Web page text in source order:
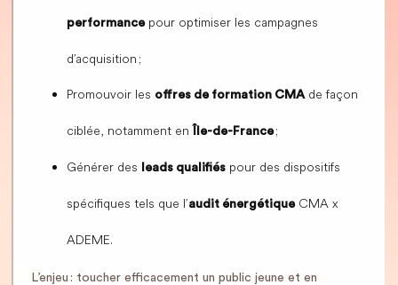
performancepour optimiser les campagnes
d’acquisition ;
Promouvoir les offres de formation CMAde façon
ciblée, notamment en Île-de-France;
Générer des leads qualifiés pour des dispositifs
spécifiques tels que l’audit énergétiqueCMA x
ADEME.
L’enjeu : toucher efficacement un public jeune et en